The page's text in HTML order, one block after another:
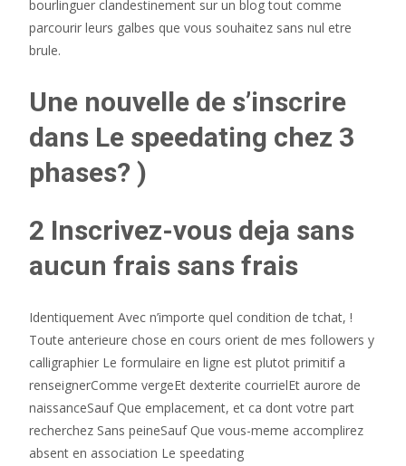
bourlinguer clandestinement sur un blog tout comme
parcourir leurs galbes que vous souhaitez sans nul etre
brule.
Une nouvelle de s’inscrire
dans Le speedating chez 3
phases? )
2 Inscrivez-vous deja sans
aucun frais sans frais
Identiquement Avec n’importe quel condition de tchat, !
Toute anterieure chose en cours orient de mes followers y
calligraphier Le formulaire en ligne est plutot primitif a
renseignerComme vergeEt dexterite courrielEt aurore de
naissanceSauf Que emplacement, et ca dont votre part
recherchez Sans peineSauf Que vous-meme accomplirez
absent en association Le speedating